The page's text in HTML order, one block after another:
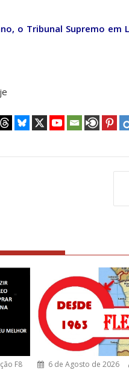
o Tribunal Supremo
F8 6 de Agosto de 2026